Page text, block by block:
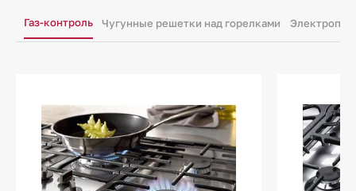
Газ-контроль Чугунные решетки над горелками